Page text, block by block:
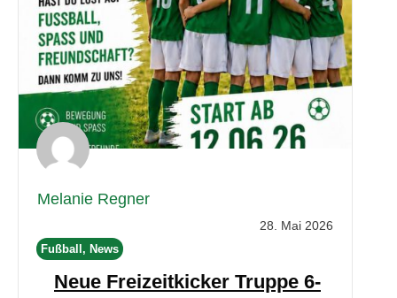
Melanie Regner
28. Mai 2026
Fußball, News
Neue Freizeitkicker Truppe 6-